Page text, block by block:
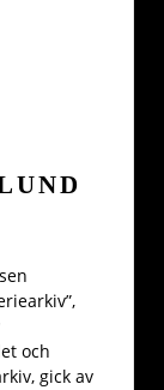
och
gick av